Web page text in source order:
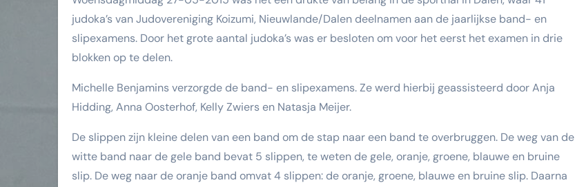
judoka’s van Judovereniging Koizumi, Nieuwlande/Dalen deelnamen aan de jaarlijkse band- en
slipexamens. Door het grote aantal judoka’s was er besloten om voor het eerst het examen in drie
blokken op te delen.
Michelle Benjamins verzorgde de band- en slipexamens. Ze werd hierbij geassisteerd door Anja
Hidding, Anna Oosterhof, Kelly Zwiers en Natasja Meijer.
De slippen zijn kleine delen van een band om de stap naar een band te overbruggen. De weg van de
witte band naar de gele band bevat 5 slippen, te weten de gele, oranje, groene, blauwe en bruine
slip. De weg naar de oranje band omvat 4 slippen: de oranje, groene, blauwe en bruine slip. Daarna